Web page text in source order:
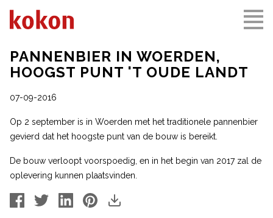
PANNENBIER IN WOERDEN,
HOOGST PUNT 'T OUDE LANDT
07-09-2016
Op 2 september is in Woerden met het traditionele pannenbier
gevierd dat het hoogste punt van de bouw is bereikt.
De bouw verloopt voorspoedig, en in het begin van 2017 zal de
oplevering kunnen plaatsvinden.